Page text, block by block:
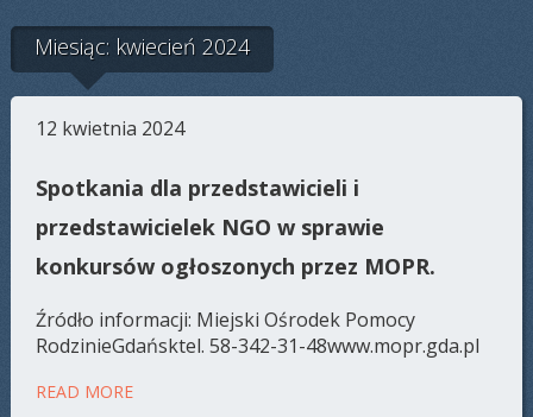
Miesiąc: kwiecień 2024
12 kwietnia 2024
Spotkania dla przedstawicieli i
przedstawicielek NGO w sprawie
konkursów ogłoszonych przez MOPR.
Źródło informacji: Miejski Ośrodek Pomocy
RodzinieGdańsktel. 58-342-31-48www.mopr.gda.pl
READ MORE